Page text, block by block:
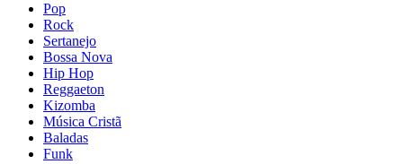
Pop
Rock
Sertanejo
Bossa Nova
Hip Hop
Reggaeton
Kizomba
Música Cristã
Baladas
Funk